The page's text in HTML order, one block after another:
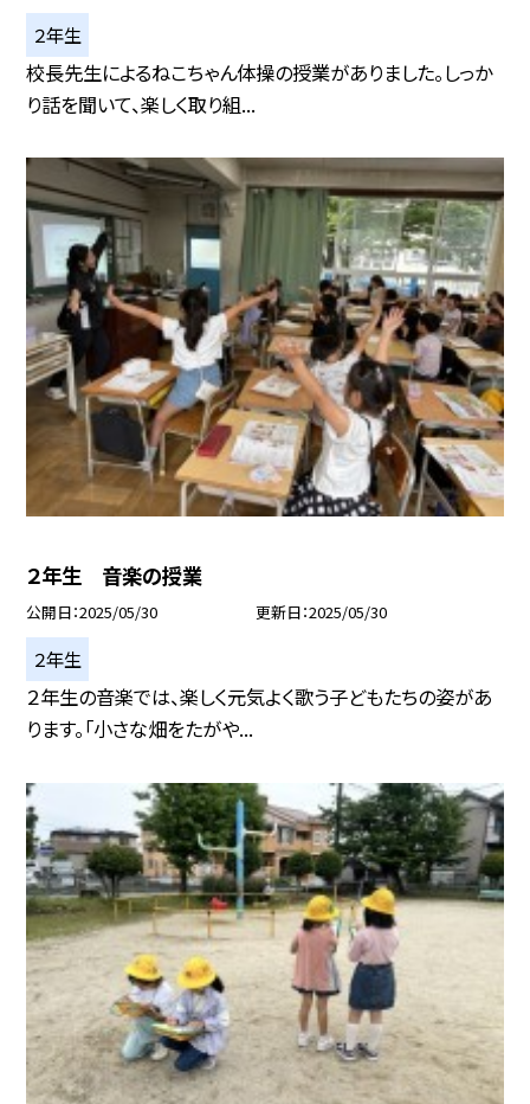
２年生
校長先生によるねこちゃん体操の授業がありました。しっか
り話を聞いて、楽しく取り組...
２年生 音楽の授業
公開日 2025/05/30 更新日 2025/05/30
２年生
２年生の音楽では、楽しく元気よく歌う子どもたちの姿があ
ります。「小さな畑をたがや...